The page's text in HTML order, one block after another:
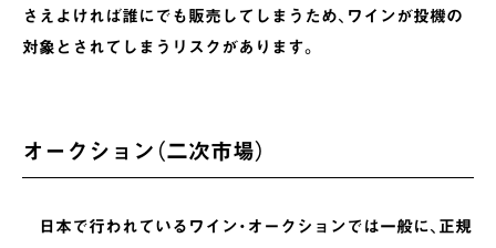
さえよければ誰にでも販売してしまうため、ワインが投機の
対象とされてしまうリスクがあります。
オークション（二次市場）
日本で行われているワイン・オークションでは一般に、正規